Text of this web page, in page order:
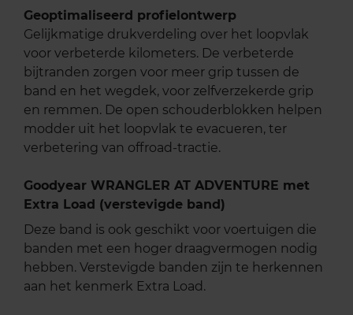
Geoptimaliseerd profielontwerp
Gelijkmatige drukverdeling over het loopvlak
voor verbeterde kilometers. De verbeterde
bijtranden zorgen voor meer grip tussen de
band en het wegdek, voor zelfverzekerde grip
en remmen. De open schouderblokken helpen
modder uit het loopvlak te evacueren, ter
verbetering van offroad-tractie.
Goodyear WRANGLER AT ADVENTURE met
Extra Load (verstevigde band)
Deze band is ook geschikt voor voertuigen die
banden met een hoger draagvermogen nodig
hebben. Verstevigde banden zijn te herkennen
aan het kenmerk Extra Load.